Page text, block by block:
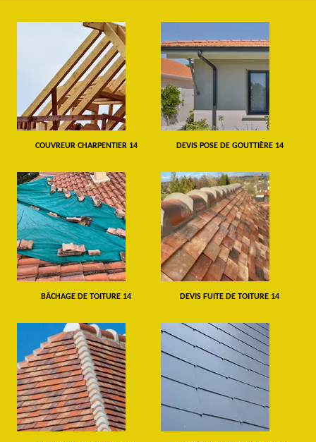
COUVREUR CHARPENTIER 14 DEVIS POSE DE GOUTTIÈRE 14
BÂCHAGE DE TOITURE 14 DEVIS FUITE DE TOITURE 14